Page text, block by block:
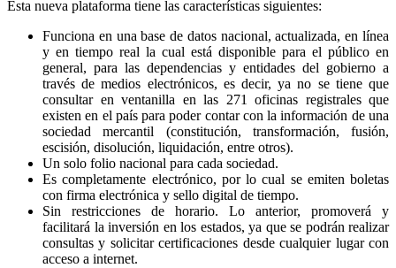
Esta nueva plataforma tiene las características siguientes:
Funciona en una base de datos nacional, actualizada, en línea
y en tiempo real la cual está disponible para el público en
general, para las dependencias y entidades del gobierno a
través de medios electrónicos, es decir, ya no se tiene que
consultar en ventanilla en las 271 oficinas registrales que
existen en el país para poder contar con la información de una
sociedad mercantil (constitución, transformación, fusión,
escisión, disolución, liquidación, entre otros).
Un solo folio nacional para cada sociedad.
Es completamente electrónico, por lo cual se emiten boletas
con firma electrónica y sello digital de tiempo.
Sin restricciones de horario. Lo anterior, promoverá y
facilitará la inversión en los estados, ya que se podrán realizar
consultas y solicitar certificaciones desde cualquier lugar con
acceso a internet.